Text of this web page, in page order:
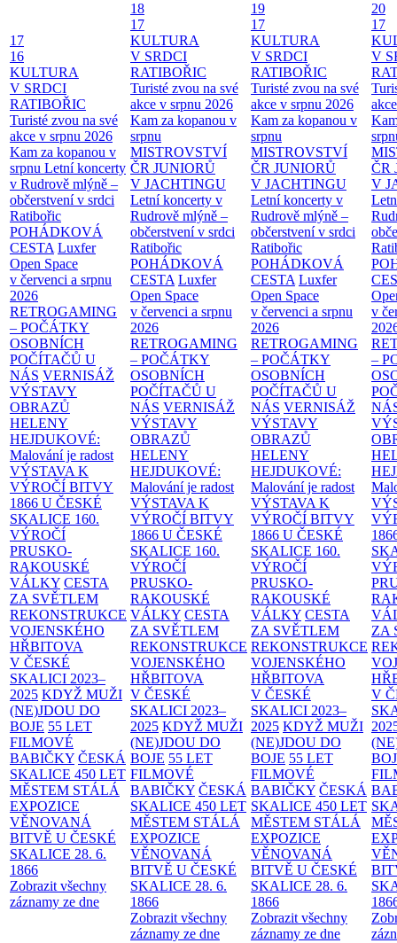
17
16
KULTURA
V SRDCI
RATIBOŘIC
Turisté zvou na své
akce v srpnu 2026
Kam za kopanou v
srpnu Letní koncerty
v Rudrově mlýně –
občerstvení v srdci
Ratibořic
POHÁDKOVÁ
CESTA Luxfer
Open Space
v červenci a srpnu
2026
RETROGAMING
– POČÁTKY
OSOBNÍCH
POČÍTAČŮ U
NÁS VERNISÁŽ
VÝSTAVY
OBRAZŮ
HELENY
HEJDUKOVÉ:
Malování je radost
VÝSTAVA K
VÝROČÍ BITVY
1866 U ČESKÉ
SKALICE 160.
VÝROČÍ
PRUSKO-
RAKOUSKÉ
VÁLKY CESTA
ZA SVĚTLEM
REKONSTRUKCE
VOJENSKÉHO
HŘBITOVA
V ČESKÉ
SKALICI 2023–
2025 KDYŽ MUŽI
(NE)JDOU DO
BOJE 55 LET
FILMOVÉ
BABIČKY ČESKÁ
SKALICE 450 LET
MĚSTEM STÁLÁ
EXPOZICE
VĚNOVANÁ
BITVĚ U ČESKÉ
SKALICE 28. 6.
1866
Zobrazit všechny
záznamy ze dne
18
17
KULTURA
V SRDCI
RATIBOŘIC
Turisté zvou na své
akce v srpnu 2026
Kam za kopanou v
srpnu
MISTROVSTVÍ
ČR JUNIORŮ
V JACHTINGU
Letní koncerty v
Rudrově mlýně –
občerstvení v srdci
Ratibořic
POHÁDKOVÁ
CESTA Luxfer
Open Space
v červenci a srpnu
2026
RETROGAMING
– POČÁTKY
OSOBNÍCH
POČÍTAČŮ U
NÁS VERNISÁŽ
VÝSTAVY
OBRAZŮ
HELENY
HEJDUKOVÉ:
Malování je radost
VÝSTAVA K
VÝROČÍ BITVY
1866 U ČESKÉ
SKALICE 160.
VÝROČÍ
PRUSKO-
RAKOUSKÉ
VÁLKY CESTA
ZA SVĚTLEM
REKONSTRUKCE
VOJENSKÉHO
HŘBITOVA
V ČESKÉ
SKALICI 2023–
2025 KDYŽ MUŽI
(NE)JDOU DO
BOJE 55 LET
FILMOVÉ
BABIČKY ČESKÁ
SKALICE 450 LET
MĚSTEM STÁLÁ
EXPOZICE
VĚNOVANÁ
BITVĚ U ČESKÉ
SKALICE 28. 6.
1866
Zobrazit všechny
záznamy ze dne
19
17
KULTURA
V SRDCI
RATIBOŘIC
Turisté zvou na své
akce v srpnu 2026
Kam za kopanou v
srpnu
MISTROVSTVÍ
ČR JUNIORŮ
V JACHTINGU
Letní koncerty v
Rudrově mlýně –
občerstvení v srdci
Ratibořic
POHÁDKOVÁ
CESTA Luxfer
Open Space
v červenci a srpnu
2026
RETROGAMING
– POČÁTKY
OSOBNÍCH
POČÍTAČŮ U
NÁS VERNISÁŽ
VÝSTAVY
OBRAZŮ
HELENY
HEJDUKOVÉ:
Malování je radost
VÝSTAVA K
VÝROČÍ BITVY
1866 U ČESKÉ
SKALICE 160.
VÝROČÍ
PRUSKO-
RAKOUSKÉ
VÁLKY CESTA
ZA SVĚTLEM
REKONSTRUKCE
VOJENSKÉHO
HŘBITOVA
V ČESKÉ
SKALICI 2023–
2025 KDYŽ MUŽI
(NE)JDOU DO
BOJE 55 LET
FILMOVÉ
BABIČKY ČESKÁ
SKALICE 450 LET
MĚSTEM STÁLÁ
EXPOZICE
VĚNOVANÁ
BITVĚ U ČESKÉ
SKALICE 28. 6.
1866
Zobrazit všechny
záznamy ze dne
20
17
V
ČR
V
v
–
ZA
V